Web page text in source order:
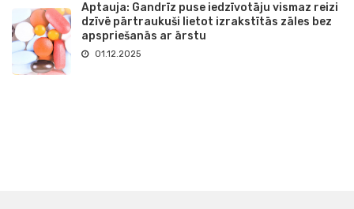
Aptauja: Gandrīz puse iedzīvotāju vismaz reizi
dzīvē pārtraukuši lietot izrakstītās zāles bez
apspriešanās ar ārstu
01.12.2025